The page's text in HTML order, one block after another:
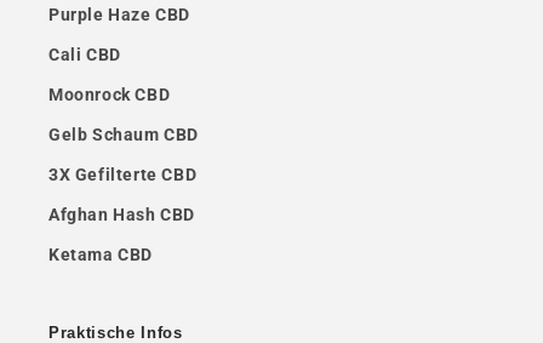
Purple Haze CBD
Cali CBD
Moonrock CBD
Gelb Schaum CBD
3X Gefilterte CBD
Afghan Hash CBD
Ketama CBD
Praktische Infos